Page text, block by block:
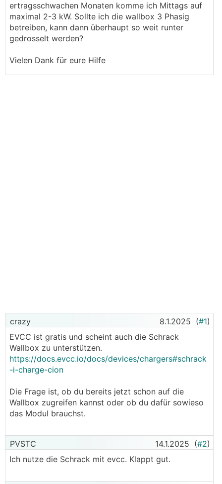
ertragsschwachen Monaten komme ich Mittags auf
maximal 2-3 kW. Sollte ich die wallbox 3 Phasig
betreiben, kann dann überhaupt so weit runter
gedrosselt werden?
Vielen Dank für eure Hilfe
crazy 8.1.2025 (#1)
EVCC ist gratis und scheint auch die Schrack
Wallbox zu unterstützen.
https://docs.evcc.io/docs/devices/chargers#schrack
-i-charge-cion
Die Frage ist, ob du bereits jetzt schon auf die
Wallbox zugreifen kannst oder ob du dafür sowieso
das Modul brauchst.
PVSTC 14.1.2025 (#2)
Ich nutze die Schrack mit evcc. Klappt gut.